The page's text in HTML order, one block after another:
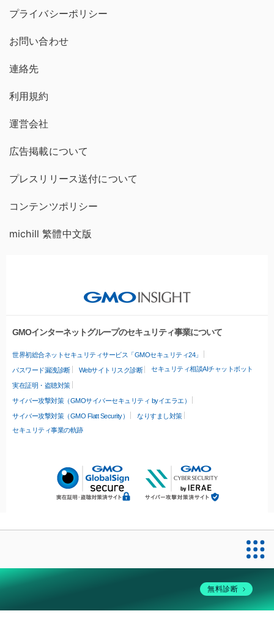
プライバシーポリシー
お問い合わせ
連絡先
利用規約
運営会社
広告掲載について
プレスリリース送付について
コンテンツポリシー
michill 繁體中文版
GMOインターネットグループのセキュリティ事業について
世界初総合ネットセキュリティサービス「GMOセキュリティ24」
パスワード漏洩診断 Webサイトリスク診断 セキュリティ相談AIチャットボット
実在証明・盗聴対策
サイバー攻撃対策（GMOサイバーセキュリティ byイエラエ）
サイバー攻撃対策（GMO Flatt Security）
なりすまし対策
セキュリティ事業の軌跡
無料診断